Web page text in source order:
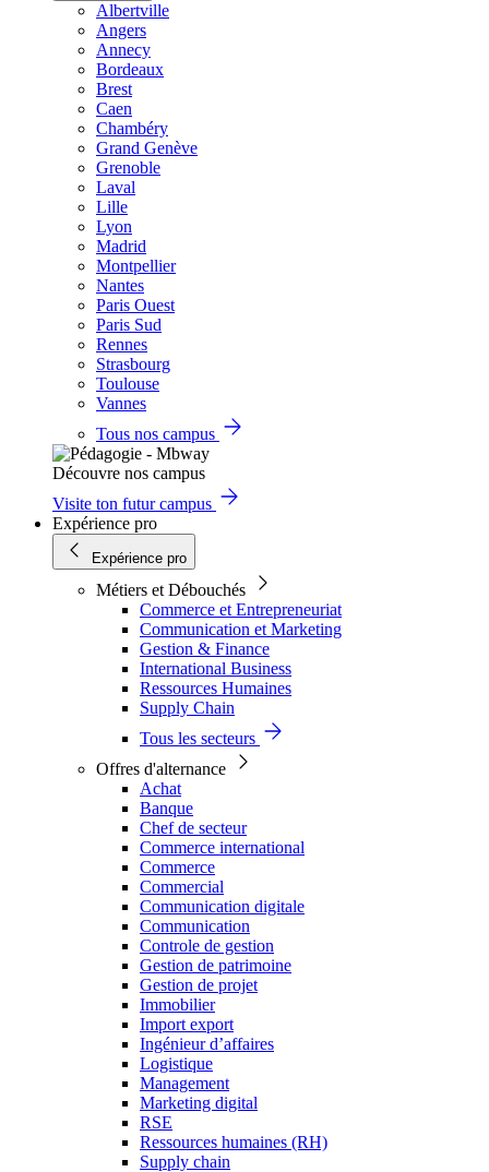
Albertville
Angers
Annecy
Bordeaux
Brest
Caen
Chambéry
Grand Genève
Grenoble
Laval
Lille
Lyon
Madrid
Montpellier
Nantes
Paris Ouest
Paris Sud
Rennes
Strasbourg
Toulouse
Vannes
Tous nos campus
Découvre nos campus
Visite ton futur campus
Expérience pro
Expérience pro
Métiers et Débouchés
Commerce et Entrepreneuriat
Communication et Marketing
Gestion & Finance
International Business
Ressources Humaines
Supply Chain
Tous les secteurs
Offres d'alternance
Achat
Banque
Chef de secteur
Commerce international
Commerce
Commercial
Communication digitale
Communication
Controle de gestion
Gestion de patrimoine
Gestion de projet
Immobilier
Import export
Ingénieur d’affaires
Logistique
Management
Marketing digital
RSE
Ressources humaines (RH)
Supply chain